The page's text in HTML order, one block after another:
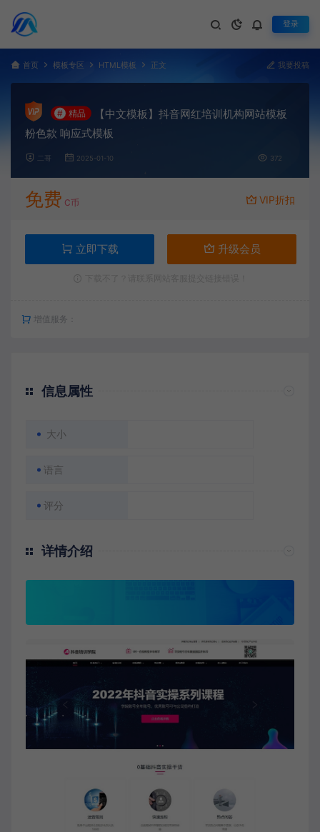
登录
首页 模板专区 HTML模板 正文 我要投稿
# 精品
【中文模板】抖音网红培训机构网站模板
粉色款 响应式模板
二哥 2025-01-10 372
免费 C币 VIP折扣
立即下载 升级会员
增值服务：
信息属性
大小
语言
评分
详情介绍